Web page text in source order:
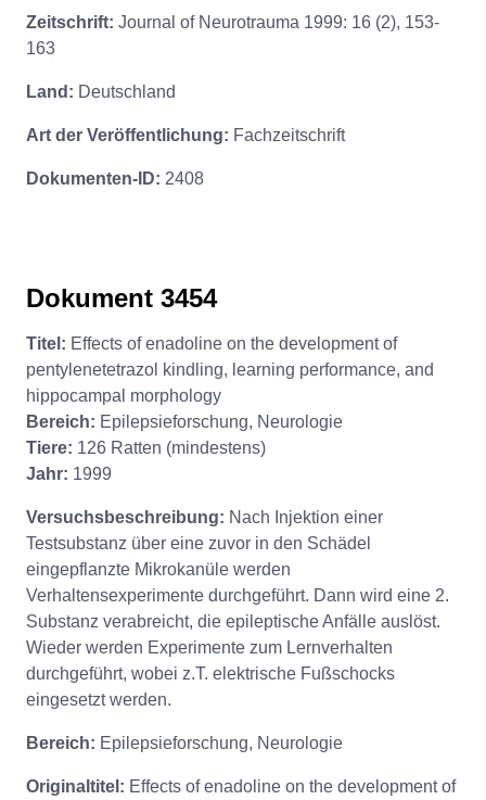
Zeitschrift: Journal of Neurotrauma 1999: 16 (2), 153-
163
Land: Deutschland
Art der Veröffentlichung: Fachzeitschrift
Dokumenten-ID: 2408
Dokument 3454
Titel: Effects of enadoline on the development of
pentylenetetrazol kindling, learning performance, and
hippocampal morphology
Bereich: Epilepsieforschung, Neurologie
Tiere: 126 Ratten (mindestens)
Jahr: 1999
Versuchsbeschreibung: Nach Injektion einer
Testsubstanz über eine zuvor in den Schädel
eingepflanzte Mikrokanüle werden
Verhaltensexperimente durchgeführt. Dann wird eine 2.
Substanz verabreicht, die epileptische Anfälle auslöst.
Wieder werden Experimente zum Lernverhalten
durchgeführt, wobei z.T. elektrische Fußschocks
eingesetzt werden.
Bereich: Epilepsieforschung, Neurologie
Originaltitel: Effects of enadoline on the development of